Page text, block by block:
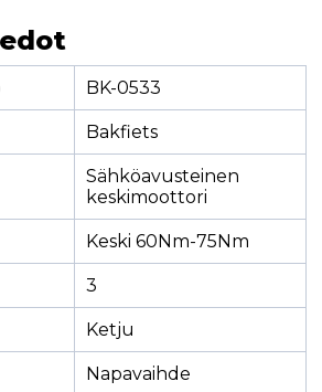
BK-0533
Bakfiets
Sähköavusteinen
keskimoottori
Keski 60Nm-75Nm
3
Ketju
Napavaihde